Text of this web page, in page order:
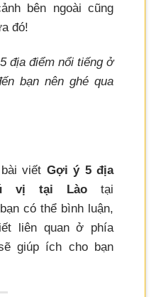
bên ngoài cũng
đó!
địa điểm nổi tiếng ở
bạn nên ghé qua
viết Gợi ý 5 địa
vị tại Lào tại
bạn có thể bình luận,
liên quan ở phía
giúp ích cho bạn